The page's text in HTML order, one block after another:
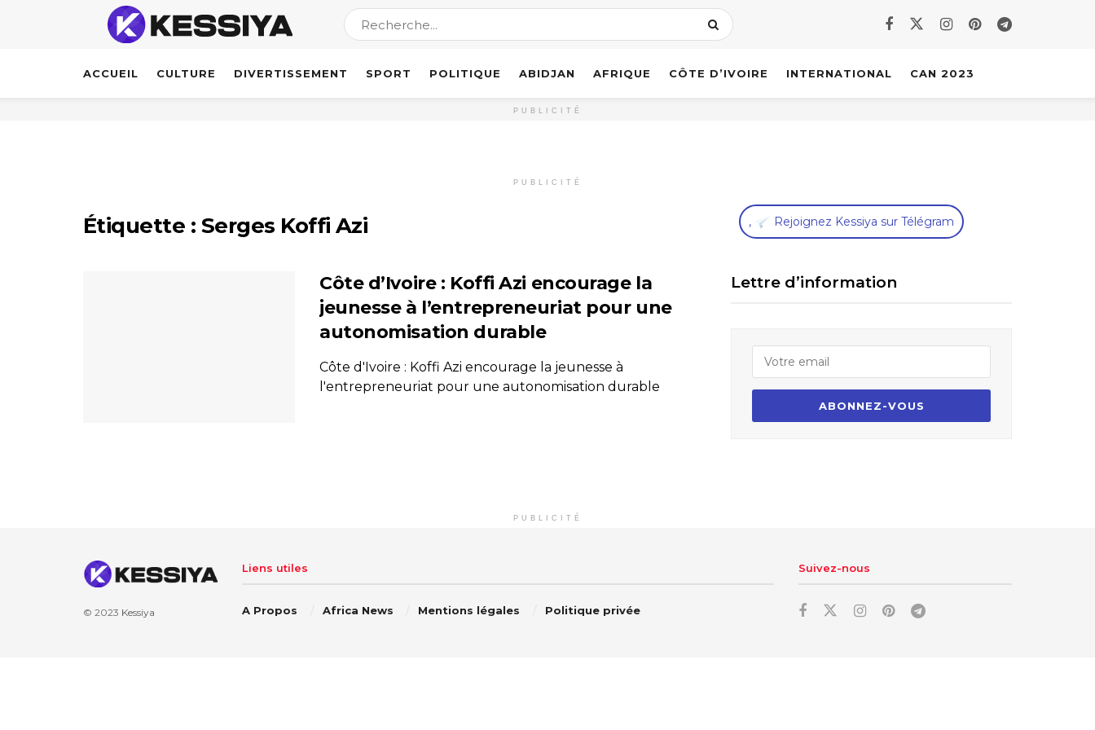
ACCUEIL CULTURE DIVERTISSEMENT SPORT POLITIQUE ABIDJAN AFRIQUE CÔTE D’IVOIRE INTERNATIONAL CAN 2023
PUBLICITÉ
PUBLICITÉ
Étiquette : Serges Koffi Azi
Côte d’Ivoire : Koffi Azi encourage la
jeunesse à l’entrepreneuriat pour une
autonomisation durable
Côte d'Ivoire : Koffi Azi encourage la jeunesse à
l'entrepreneuriat pour une autonomisation durable
, Rejoignez Kessiya sur Télégram
Lettre d’information
PUBLICITÉ
© 2023 Kessiya
Liens utiles
A Propos Africa News Mentions légales Politique privée
Suivez-nous